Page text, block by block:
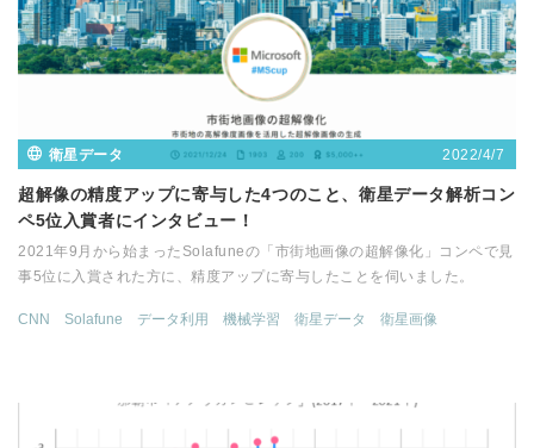
衛星データ 2022/4/7
超解像の精度アップに寄与した4つのこと、衛星データ解析コン
ペ5位入賞者にインタビュー！
2021年9月から始まったSolafuneの「市街地画像の超解像化」コンペで見
事5位に入賞された方に、精度アップに寄与したことを伺いました。
CNN Solafune データ利用 機械学習 衛星データ 衛星画像